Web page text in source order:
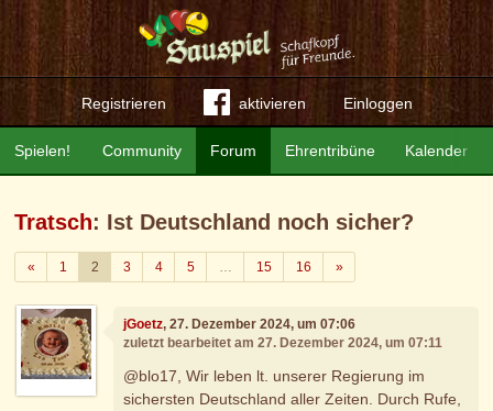
Registrieren aktivieren Einloggen
Community Forum Ehrentribüne Kalender
Spielen!
Tratsch: Ist Deutschland noch sicher?
«Zurück
1 2 3 4 5 … 15 16 »Weiter
jGoetz, 27. Dezember 2024, um 07:06
zuletzt bearbeitet am 27. Dezember 2024, um 07:11
@blo17, Wir leben lt. unserer Regierung im
sichersten Deutschland aller Zeiten. Durch Rufe,